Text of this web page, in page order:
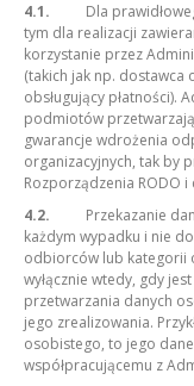
4.1. Dla
tym dla realizacji
korzystanie przez
(takich jak np.
obsługujący płatności).
podmiotów
gwarancje wdrożenia
organizacyjnych, tak by
Rozporządzenia RODO
4.2. Przekazanie
każdym wypadku i nie
odbiorców lub kategorii
wyłącznie wtedy, gdy
przetwarzania danych
jego zrealizowania.
osobistego, to jego
współpracującemu z